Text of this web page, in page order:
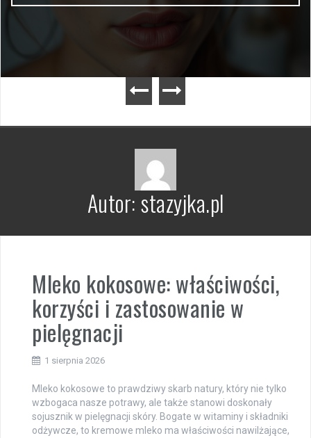
Autor:stazyjka.pl
Mleko kokosowe: właściwości,
korzyści i zastosowanie w
pielęgnacji
1 sierpnia 2026
Mleko kokosowe to prawdziwy skarb natury, który nie tylko
wzbogaca nasze potrawy, ale także stanowi doskonały
sojusznik w pielęgnacji skóry. Bogate w witaminy i składniki
odżywcze, to kremowe mleko ma właściwości nawilżające,